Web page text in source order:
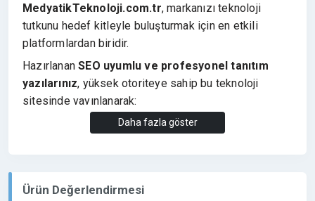
MedyatikTeknoloji.com.tr, markanızı teknoloji
tutkunu hedef kitleyle buluşturmak için en etkili
platformlardan biridir.
HazırlananSEO uyumlu ve profesyonel tanıtım
yazılarınız, yüksek otoriteye sahip bu teknoloji
sitesinde yayınlanarak:
✔️ Arama motoru görünürlüğünüzü artırır
erişim sunar
Daha fazla göster
Ürün Değerlendirmesi